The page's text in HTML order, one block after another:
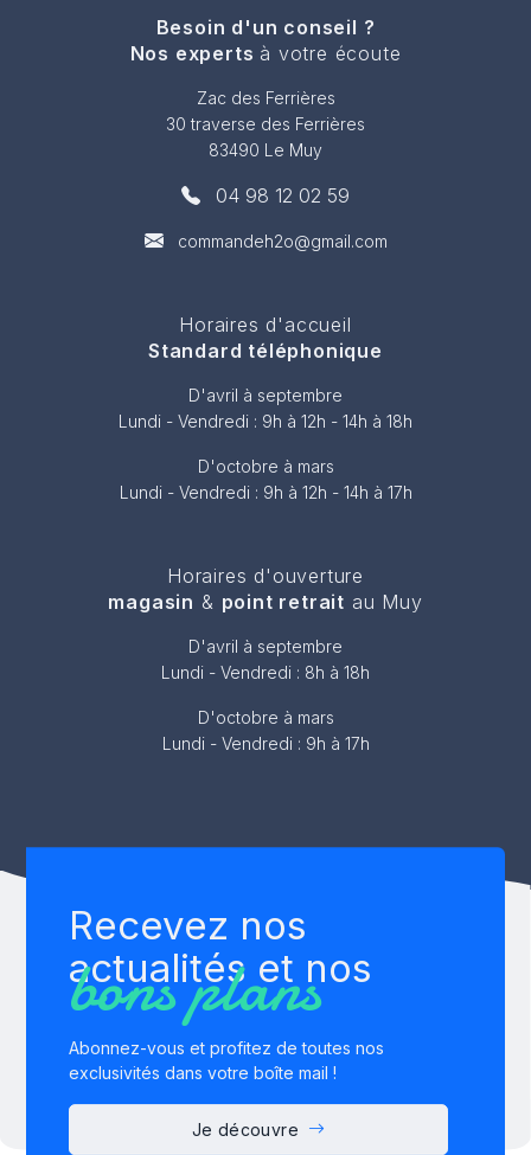
Besoin d'un conseil ?
Nos experts à votre écoute
Zac des Ferrières
30 traverse des Ferrières
83490 Le Muy
04 98 12 02 59
commandeh2o@gmail.com
Horaires d'accueil
Standard téléphonique
D'avril à septembre
Lundi - Vendredi : 9h à 12h - 14h à 18h
D'octobre à mars
Lundi - Vendredi : 9h à 12h - 14h à 17h
Horaires d'ouverture
magasin & point retrait au Muy
D'avril à septembre
Lundi - Vendredi : 8h à 18h
D'octobre à mars
Lundi - Vendredi : 9h à 17h
Recevez nos
actualités et nos
bons plans
Abonnez-vous et profitez de toutes nos
exclusivités dans votre boîte mail !
Je découvre